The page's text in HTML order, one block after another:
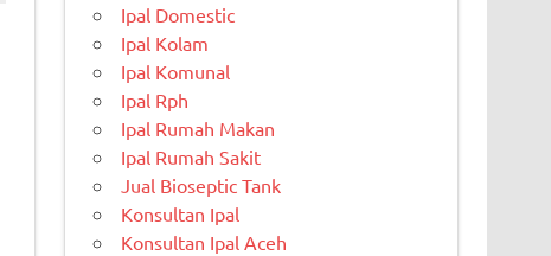
Ipal Domestic
Ipal Kolam
Ipal Komunal
Ipal Rph
Ipal Rumah Makan
Ipal Rumah Sakit
Jual Bioseptic Tank
Konsultan Ipal
Konsultan Ipal Aceh